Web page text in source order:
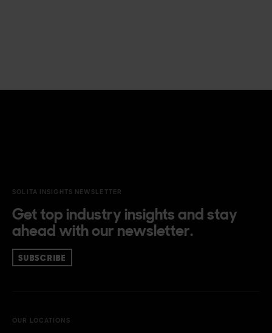
SOLITA INSIGHTS NEWSLETTER
Get top industry insights and stay
ahead with our newsletter.
SUBSCRIBE
OUR LOCATIONS